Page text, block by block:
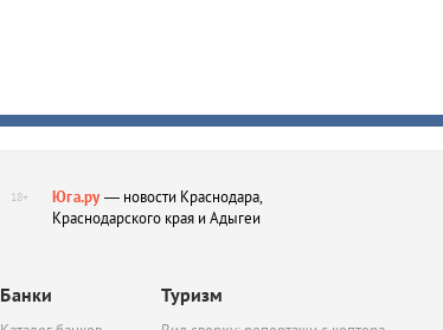
18+ Юга.ру— новости Краснодара,
Краснодарского края и Адыгеи
Банки Туризм